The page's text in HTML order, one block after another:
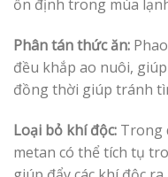
ổn định trong mùa
Phân tán thức ăn:
đều khắp ao nuôi,
đồng thời giúp tránh
Loại bỏ khí độc: Trong
metan có thể tích tụ